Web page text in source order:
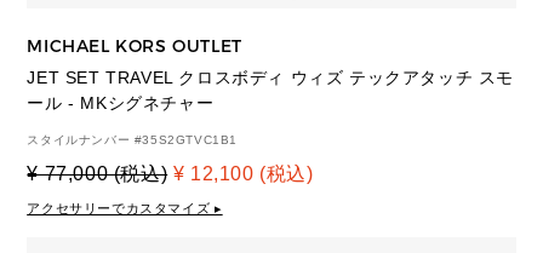
MICHAEL KORS OUTLET
JET SET TRAVEL クロスボディ ウィズ テックアタッチ スモ
ール - MKシグネチャー
スタイルナンバー #35S2GTVC1B1
¥ 77,000 (税込) ¥ 12,100 (税込)
アクセサリーでカスタマイズ ▸